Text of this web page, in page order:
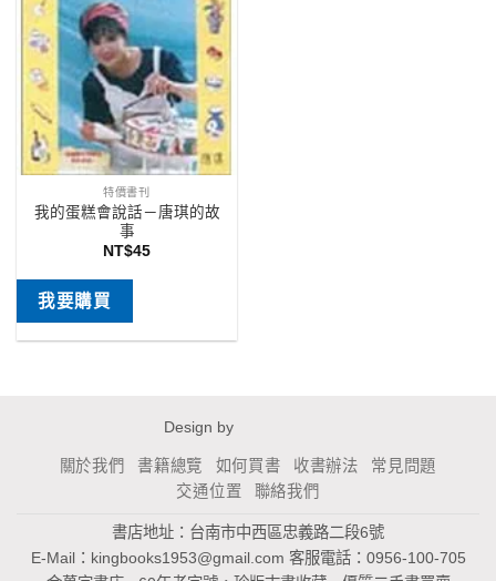
特價書刊
我的蛋糕會說話－唐琪的故
事
NT$45
我要購買
Design by
關於我們 書籍總覽 如何買書 收書辦法
常見問題
交通位置
聯絡我們
書店地址：台南市中西區忠義路二段6號
E-Mail： kingbooks1953@gmail.com 客服電話：0956-100-705